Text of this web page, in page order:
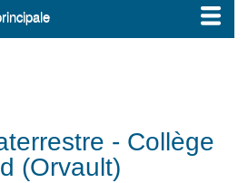
- Collège
(Orvault)